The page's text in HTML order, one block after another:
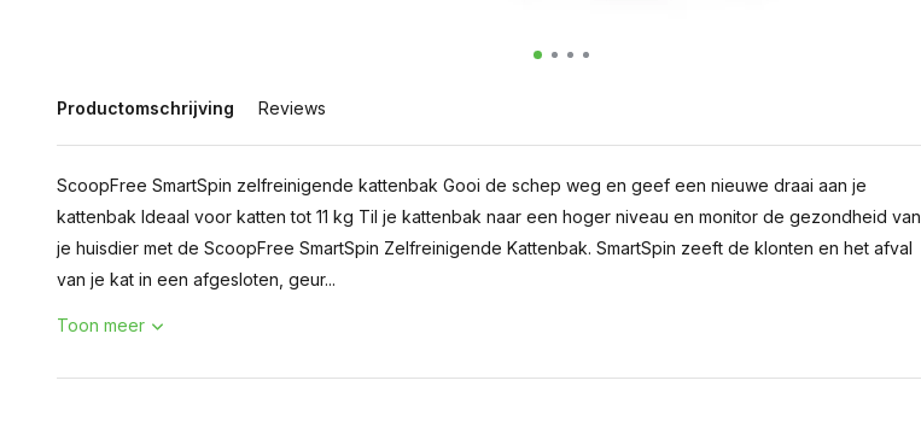
Productomschrijving Reviews
ScoopFree SmartSpin zelfreinigende kattenbak Gooi de schep weg en geef een nieuwe draai aan je
kattenbak Ideaal voor katten tot 11 kg Til je kattenbak naar een hoger niveau en monitor de gezondheid van
je huisdier met de ScoopFree SmartSpin Zelfreinigende Kattenbak. SmartSpin zeeft de klonten en het afval
van je kat in een afgesloten, geur...
Toon meer